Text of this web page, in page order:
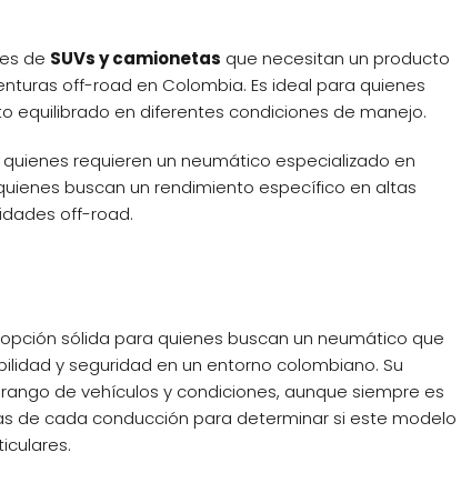
de SUVs y camionetas que necesitan un producto
off-road en Colombia. Es ideal para quienes
equilibrado en diferentes condiciones de manejo.
requieren un neumático especializado en
buscan un rendimiento específico en altas
off-road.
sólida para quienes buscan un neumático que
y seguridad en un entorno colombiano. Su
de vehículos y condiciones, aunque siempre es
de cada conducción para determinar si este modelo